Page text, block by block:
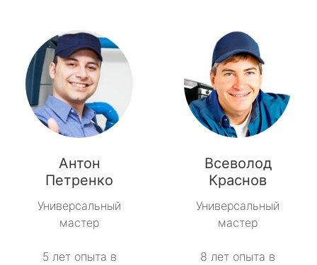
Антон
Петренко
Универсальный
мастер
5 лет опыта в
Всеволод
Краснов
Универсальный
мастер
8 лет опыта в